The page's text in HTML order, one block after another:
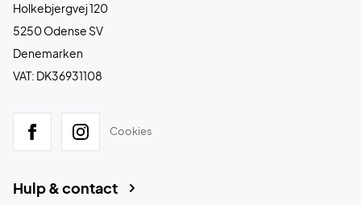
Holkebjergvej 120
5250 Odense SV
Denemarken
VAT: DK36931108
Cookies
Hulp & contact